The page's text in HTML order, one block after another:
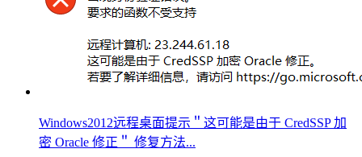
Windows2012远程桌面提示＂这可能是由于 CredSSP 加
密 Oracle 修正＂ 修复方法...